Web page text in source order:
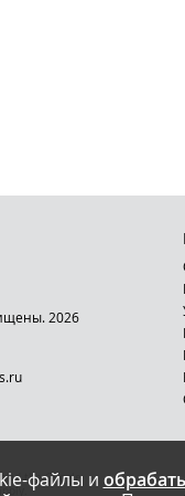
файлы и
2026
the Google